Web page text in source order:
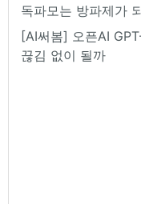
독파모는 방파제가
[AI써봄] 오픈AI
끊김 없이 될까